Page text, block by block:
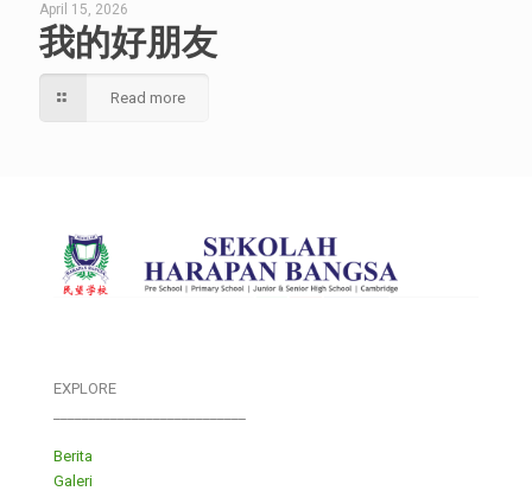
April 15, 2026
我的好朋友
Read more
EXPLORE
Berita
Galeri